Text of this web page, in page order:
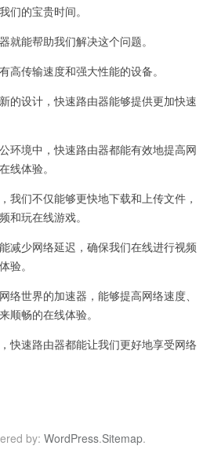
们的宝贵时间。
能帮助我们解决这个问题。
传输速度和强大性能的设备。
设计，快速路由器能够提供更加快速
境中，快速路由器都能有效地提高网
线体验。
们不仅能够更快地下载和上传文件，
和玩在线游戏。
少网络延迟，确保我们在线进行视频
验。
世界的加速器，能够提高网络速度、
顺畅的在线体验。
速路由器都能让我们更好地享受网络
by: WordPress.Sitemap.